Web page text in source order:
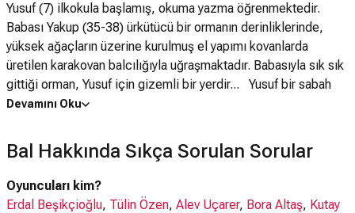
Yusuf (7) ilkokula başlamış, okuma yazma öğrenmektedir.
Babası Yakup (35-38) ürkütücü bir ormanın derinliklerinde,
yüksek ağaçların üzerine kurulmuş el yapımı kovanlarda
üretilen karakovan balcılığıyla uğraşmaktadır. Babasıyla sık sık
gittiği orman, Yusuf için gizemli bir yerdir... Yusuf bir sabah
gördüğü rüyayı babasına anlatır. Bu rüya ikisi arasında sonsuza
öğretmenin verdiği okuma metnini okurken aniden
kekelemeye başlar ve arkadaşlarının alay konusu olur. Yakup,
anlaşılmaz bir nedenle soyu hızla tükenen Kafkas arılarının
peşinden uzak bir ormana gider. Babasının gidişiyle Yusuf iyice
Devamını Oku
Bal Hakkında Sıkça Sorulan Sorular
Oyuncuları kim?
Erdal Beşikçioğlu, Tülin Özen, Alev Uçarer, Bora Altaş, Kutay